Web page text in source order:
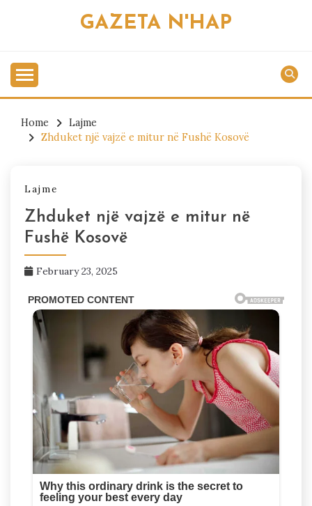
GAZETA N'HAP
Home
Lajme
Zhduket një vajzë e mitur në Fushë Kosovë
Lajme
Zhduket një vajzë e mitur në
Fushë Kosovë
February 23, 2025